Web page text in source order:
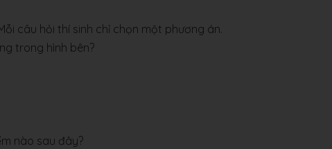
câu hỏi thí sinh chỉ chọn một phương án.
trong hình bên?
nào sau đây?